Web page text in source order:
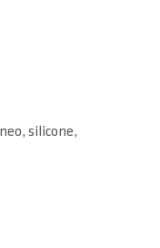
silicone,